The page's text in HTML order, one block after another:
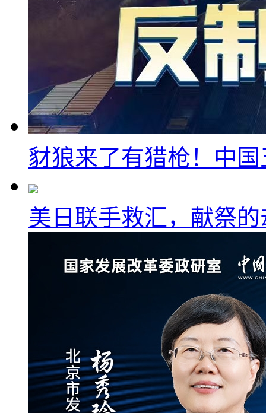
豺狼来了有猎枪！中
美日联手救汇，献祭